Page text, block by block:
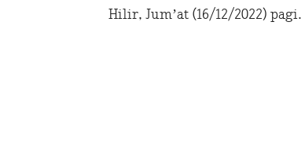
Hilir, Jum’at (16/12/2022) pagi.